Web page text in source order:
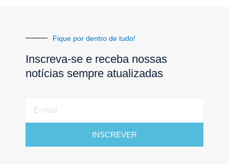
Fique por dentro de tudo!
Inscreva-se e receba nossas
notícias sempre atualizadas
mail
INSCREVER